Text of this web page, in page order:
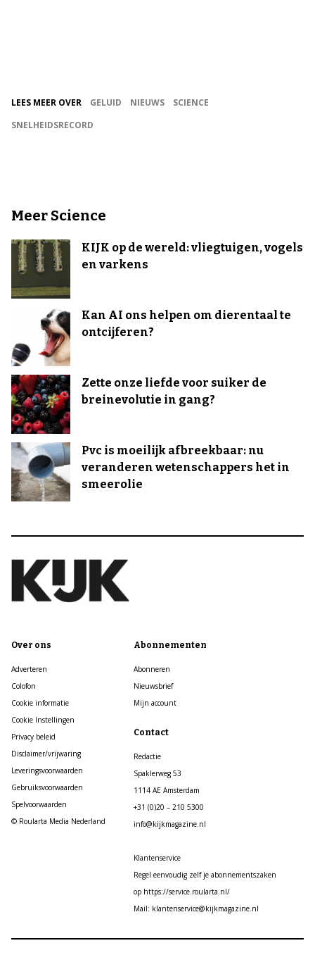
LEES MEER OVER GELUID NIEUWS
SCIENCE
SNELHEIDSRECORD
Meer Science
KIJK op de wereld: vliegtuigen, vogels
en varkens
Kan AI ons helpen om dierentaal te
ontcijferen?
Zette onze liefde voor suiker de
breinevolutie in gang?
Pvc is moeilijk afbreekbaar: nu
veranderen wetenschappers het in
smeerolie
Over ons
Adverteren
Colofon
Cookie informatie
Cookie Instellingen
Privacy beleid
Disclaimer/vrijwaring
Leveringsvoorwaarden
Gebruiksvoorwaarden
Spelvoorwaarden
© Roularta Media Nederland
Abonnementen
Abonneren
Nieuwsbrief
Mijn account
Contact
Redactie
Spaklerweg 53
1114 AE Amsterdam
+31 (0)20 – 210 5300
info@kijkmagazine.nl
Klantenservice
Regel eenvoudig zelf je abonnementszaken
op https://service.roularta.nl/
Mail: klantenservice@kijkmagazine.nl